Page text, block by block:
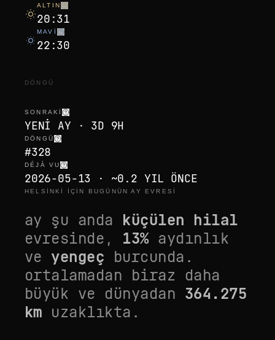
ALTIN
20:31
MAVI
22:30
DÖNGÜ
SONRAKI
YENI AY · 3D 9H
DÖNGÜ
#328
DÉJÀ VU
2026-05-13 · ~0.2 YIL ÖNCE
HELSINKI IÇIN BUGÜNÜN AY EVRESI
ay şu anda küçülen hilal
evresinde, 13%aydınlık
ve yengeç burcunda.
ortalamadan biraz daha
büyük ve dünyadan 364.275
km uzaklıkta.